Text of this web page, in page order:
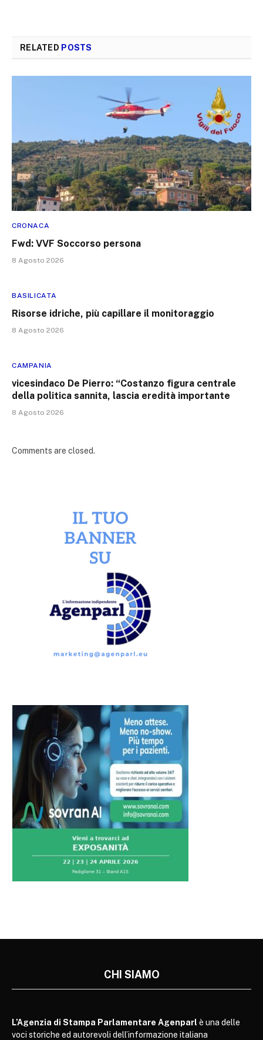
RELATED POSTS
CRONACA
Fwd: VVF Soccorso persona
8 Agosto 2026
BASILICATA
Risorse idriche, più capillare il monitoraggio
8 Agosto 2026
CAMPANIA
vicesindaco De Pierro: “Costanzo figura centrale
della politica sannita, lascia eredità importante
8 Agosto 2026
Comments are closed.
CHI SIAMO
L’Agenzia di Stampa Parlamentare Agenparl è una delle
voci storiche ed autorevoli dell’informazione italiana